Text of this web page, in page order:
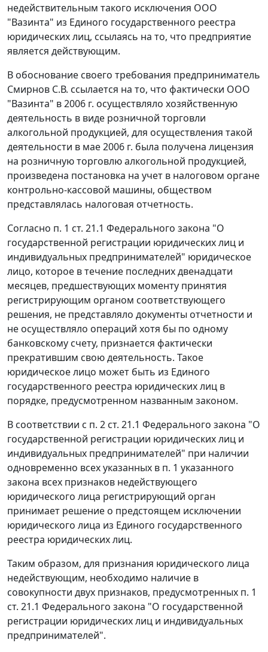
недействительным такого исключения ООО
"Вазинта" из Единого государственного реестра
юридических лиц, ссылаясь на то, что предприятие
является действующим.
В обоснование своего требования предприниматель
Смирнов С.В. ссылается на то, что фактически ООО
"Вазинта" в 2006 г. осуществляло хозяйственную
деятельность в виде розничной торговли
алкогольной продукцией, для осуществления такой
деятельности в мае 2006 г. была получена лицензия
на розничную торговлю алкогольной продукцией,
произведена постановка на учет в налоговом органе
контрольно-кассовой машины, обществом
представлялась налоговая отчетность.
Согласно п. 1 ст. 21.1 Федерального закона "О
государственной регистрации юридических лиц и
индивидуальных предпринимателей" юридическое
лицо, которое в течение последних двенадцати
месяцев, предшествующих моменту принятия
регистрирующим органом соответствующего
решения, не представляло документы отчетности и
не осуществляло операций хотя бы по одному
банковскому счету, признается фактически
прекратившим свою деятельность. Такое
юридическое лицо может быть из Единого
государственного реестра юридических лиц в
порядке, предусмотренном названным законом.
В соответствии с п. 2 ст. 21.1 Федерального закона "О
государственной регистрации юридических лиц и
индивидуальных предпринимателей" при наличии
одновременно всех указанных в п. 1 указанного
закона всех признаков недействующего
юридического лица регистрирующий орган
принимает решение о предстоящем исключении
юридического лица из Единого государственного
реестра юридических лиц.
Таким образом, для признания юридического лица
недействующим, необходимо наличие в
совокупности двух признаков, предусмотренных п. 1
ст. 21.1 Федерального закона "О государственной
регистрации юридических лиц и индивидуальных
предпринимателей".